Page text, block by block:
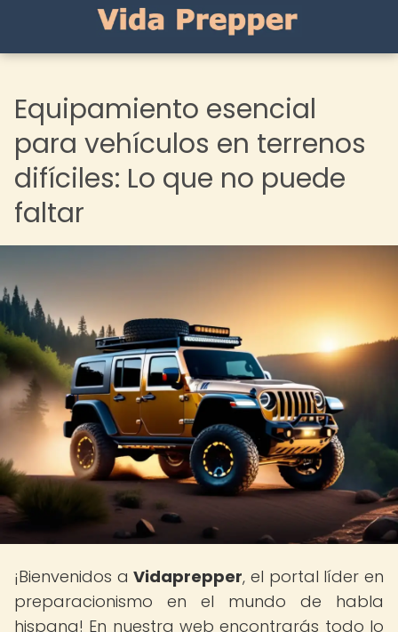
Equipamiento esencial
para vehículos en terrenos
difíciles: Lo que no puede
faltar
¡Bienvenidos aVidaprepper, el portal líder en
preparacionismo en el mundo de habla
hispana! En nuestra web encontrarás todo lo